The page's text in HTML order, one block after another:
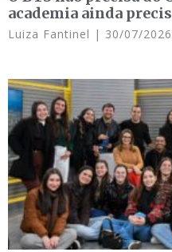
academia ainda
Luiza Fantinel 30/07/2026